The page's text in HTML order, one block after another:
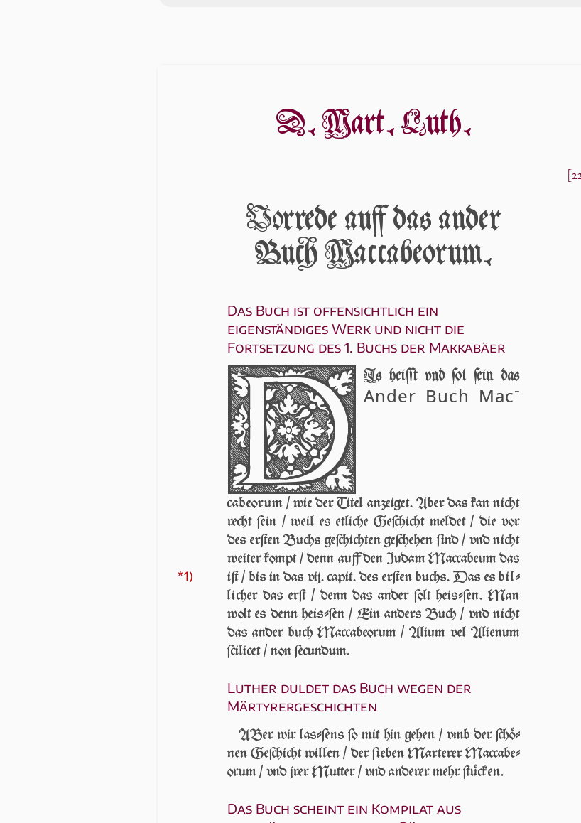
D. Mart. Luth.
Vórrede áuff dás ánder
Bucĥ Máccábeorum.
Das Buch ist offensichtlich ein
eigenständiges Werk und nicht die
Fortsetzung des 1. Buchs der Makkabäer
*1)
DIs heiſſt vnd ſol ſein das
An­der Buch Mac­
ca­be­o­rum / wie der Ti­tel an­zei­get. Aber das kan nicht
recht ſein / weil es et­li­che Ge­ſchicht mel­det / die vor
des er­ſten Buchs ge­ſchich­ten ge­ſche­hen ſind / vnd nicht
wei­ter kompt / denn auff den Ju­dam Mac­ca­be­um das
iſt / bis in das vij. ca­pit. des er­ſten buchs. Das es bil­
li­cher das erſt / denn das an­der ſolt heiſ­ſen. Man
wolt es denn heiſ­ſen / Ein an­ders Buch / vnd nicht
das an­der buch Mac­ca­be­o­rum / Ali­um vel Ali­e­num
ſci­li­cet / non ſe­cun­dum.
Luther duldet das Buch wegen der
Märtyrergeschichten
ABer wir laſ­ſens ſo mit hin ge­hen / vmb der ſchö­
nen Ge­ſchicht wil­len / der ſie­ben Mar­te­rer Mac­ca­be­
o­rum / vnd jrer Mut­ter / vnd an­de­rer mehr ſtü­cken.
Das Buch scheint ein Kompilat aus